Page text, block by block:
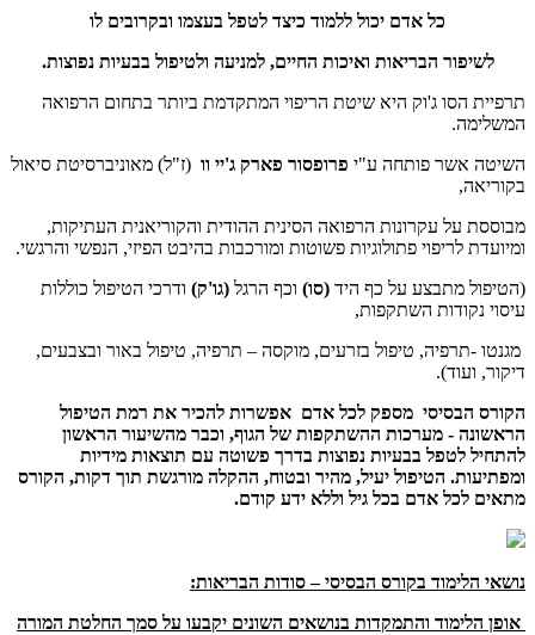
כל אדם יכול ללמוד כיצד לטפל בעצמו ובקרובים לו
לשיפור הבריאות ואיכות החיים, למניעה ולטיפול בבעיות נפוצות.
תרפיית הסו ג'וק היא שיטת הריפוי המתקדמת ביותר בתחום הרפואה
המשלימה.
השיטה אשר פותחה ע"י פרופסור פארק ג'יי וו (ז"ל) מאוניברסיטת סיאול
בקוריאה,
מבוססת על עקרונות הרפואה הסינית ההודית והקוריאנית העתיקות,
ומיועדת לריפוי פתולוגיות פשוטות ומורכבות בהיבט הפיזי, הנפשי והרגשי.
(הטיפול מתבצע על כף היד (סו) וכף הרגל (גו'ק) ודרכי הטיפול כוללות
עיסוי נקודות השתקפות,
מגנטו -תרפיה, טיפול בזרעים, מוקסה – תרפיה, טיפול באור ובצבעים,
דיקור, ועוד).
הקורס הבסיסי מספק לכל אדם אפשרות להכיר את רמת הטיפול
הראשונה - מערכות ההשתקפות של הגוף, וכבר מהשיעור הראשון
להתחיל לטפל בבעיות נפוצות בדרך פשוטה עם תוצאות מידיות
ומפתיעות. הטיפול יעיל, מהיר ובטוח, ההקלה מורגשת תוך דקות, הקורס
מתאים לכל אדם בכל גיל וללא ידע קודם.
נושאי הלימוד בקורס הבסיסי – סודות הבריאות:
אופן הלימוד והתמקדות בנושאים השונים יקבעו על סמך החלטת המורה